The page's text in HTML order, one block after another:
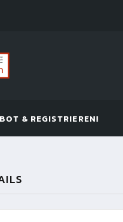
& REGISTRIEREN!